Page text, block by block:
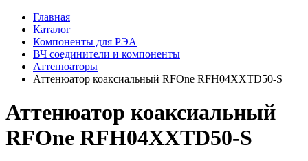
Главная
Каталог
Компоненты для РЭА
ВЧ соединители и компоненты
Аттенюаторы
Аттенюатор коаксиальный RFOne RFH04XXTD50-S
Аттенюатор коаксиальный
RFOne RFH04XXTD50-S